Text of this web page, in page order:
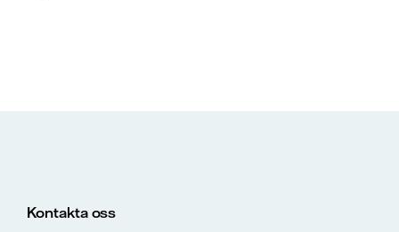
Kontakta oss